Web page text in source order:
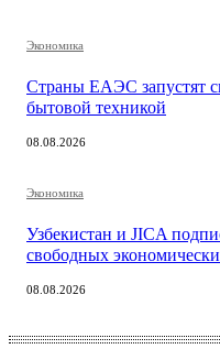
Экономика
Страны ЕАЭС запустят
бытовой техникой
08.08.2026
Экономика
Узбекистан и JICA
свободных
08.08.2026